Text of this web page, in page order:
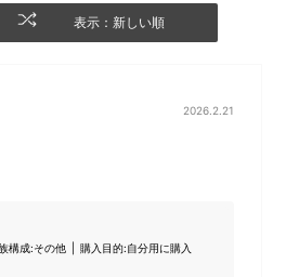
表示：新しい順
2026.2.21
構成:その他 購入目的:自分用に購入